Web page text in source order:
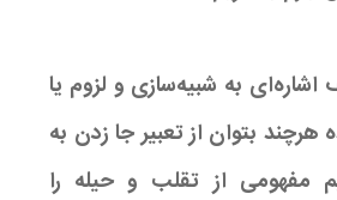
اشاره‌ای به شبیه‌سازی و لزوم یا
بتوان از تعبیر جا زدن به
مفهومی از تقلب و حیله را